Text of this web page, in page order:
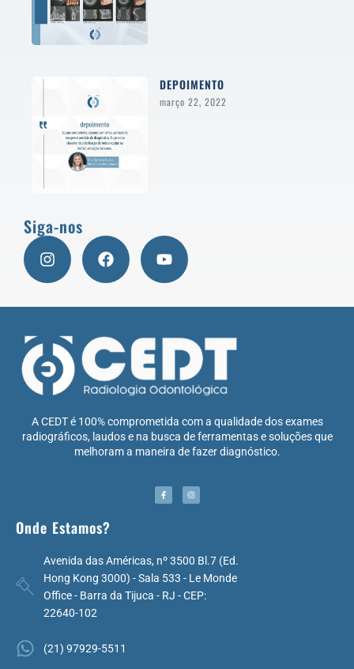
DEPOIMENTO
março 22, 2022
Siga-nos
A CEDT é 100% comprometida com a qualidade dos exames
radiográficos, laudos e na busca de ferramentas e soluções que
melhoram a maneira de fazer diagnóstico.
Onde Estamos?
Avenida das Américas, nº 3500 Bl.7 (Ed.
Hong Kong 3000) - Sala 533 - Le Monde
Office - Barra da Tijuca - RJ - CEP:
22640-102
(21) 97929-5511